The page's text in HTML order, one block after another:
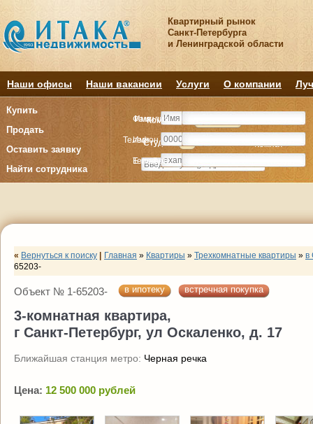
Квартирный рынок
Санкт-Петербурга
и Ленинградской области
Наши офисы Наши вакансии Услуги О компании
Купить
Продать
Оставить заявку
Найти сотрудника
Комнату
Студия Комнат
Комнату
Студия Комнат
Имя
Телефон
E-mail
Фамилия
Имя
Телефон
« Вернуться к поиску Главная » Квартиры » Трехкомнатные квартиры » в
65203-
Объект № 1-65203- в ипотеку встречная покупка
3-комнатная квартира,
г Санкт-Петербург, ул Оскаленко, д. 17
Ближайшая станция метро: Черная речка
Цена: 12 500 000 рублей